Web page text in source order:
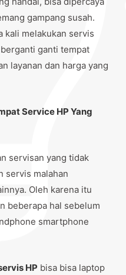
gampang susah.
kali melakukan servis
ganti tempat
layanan dan harga yang
Service HP Yang
servisan yang tidak
servis malahan
Oleh karena itu
beberapa hal sebelum
smartphone
HP bisa bisa laptop